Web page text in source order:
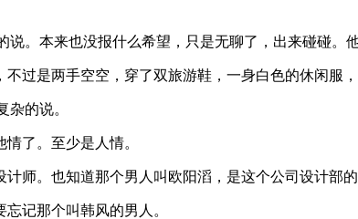
说。本来也没报什么希望，只是无聊了，出来碰碰。
过是两手空空，穿了双旅游鞋，一身白色的休闲服
杂的说。
了。至少是人情。
师。也知道那个男人叫欧阳滔，是这个公司设计部的
记那个叫韩风的男人。